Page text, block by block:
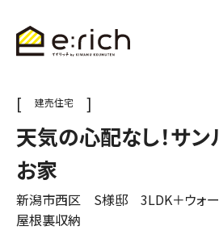
建売住宅
天気の心配なし！サ
お家
新潟市西区 S様邸 3LDK＋ウォー
屋根裏収納